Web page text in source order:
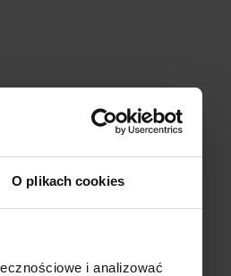
O plikach cookies
i analizować